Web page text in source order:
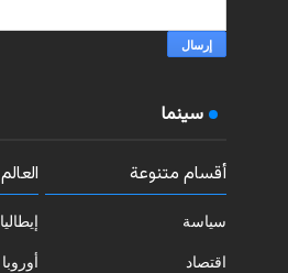
سينما
أقسام متنوعة
سياسة
اقتصاد
العالم
إيطاليا
أوروبا